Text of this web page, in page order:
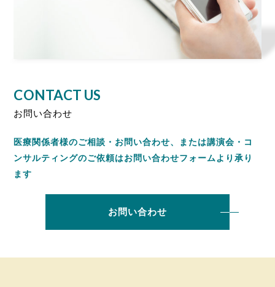
CONTACT US
お問い合わせ
医療関係者様のご相談・お問い合わせ、
または講演会・コ
ンサルティングのご依頼はお問い合わせフォームより承り
ます
お問い合わせ